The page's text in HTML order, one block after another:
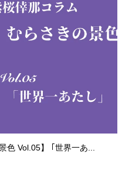
色 Vol.05】 ｢世界一あ...